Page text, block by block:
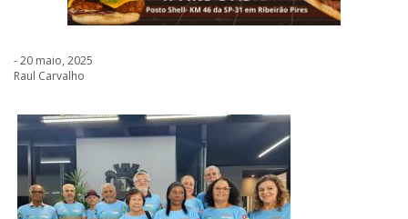
- 20 maio, 2025
Raul Carvalho